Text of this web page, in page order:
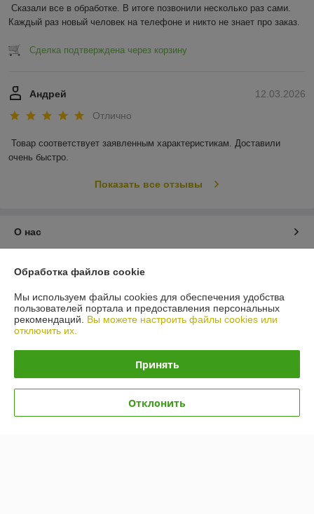
Сказали все в обработке. В итоге позвонили несколько раз сами.
Каждый раз новый человек на телефоне и никто не знает про заказ.
Сделка подтверждена через корзину
12.03.2026
Андрей
Отлично
Товар соответствует заявленным характеристикам. Доставили
очень быстро.
Показать все отзывы
О нас
Доставка и оплата
График работы
Обработка файлов cookie
Мы используем файлы cookies для обеспечения удобства
пользователей портала и предоставления персональных
рекомендаций. Вы можете настроить файлы cookies или
отключить их.
Принять
Отклонить